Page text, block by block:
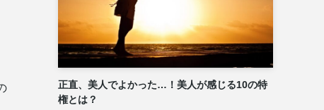
正直、美人でよかった…！美人が感じる10の特
権とは？